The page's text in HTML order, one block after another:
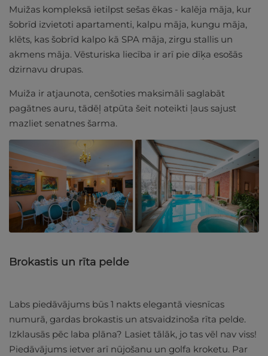
Muižas kompleksā ietilpst sešas ēkas - kalēja māja, kur
šobrīd izvietoti apartamenti, kalpu māja, kungu māja,
klēts, kas šobrīd kalpo kā SPA māja, zirgu stallis un
akmens māja. Vēsturiska liecība ir arī pie dīķa esošās
dzirnavu drupas.
Muiža ir atjaunota, cenšoties maksimāli saglabāt
pagātnes auru, tādēļ atpūta šeit noteikti ļaus sajust
mazliet senatnes šarma.
Brokastis un rīta pelde
Labs piedāvājums būs 1 nakts elegantā viesnīcas
numurā, gardas brokastis un atsvaidzinoša rīta pelde.
Izklausās pēc laba plāna? Lasiet tālāk, jo tas vēl nav viss!
Piedāvājums ietver arī nūjošanu un golfa kroketu. Par